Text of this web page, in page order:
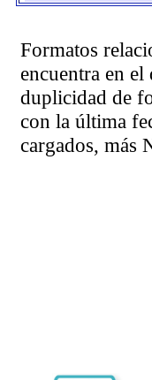
Formatos
encuentra en el
duplicidad de
con la última
cargados, más